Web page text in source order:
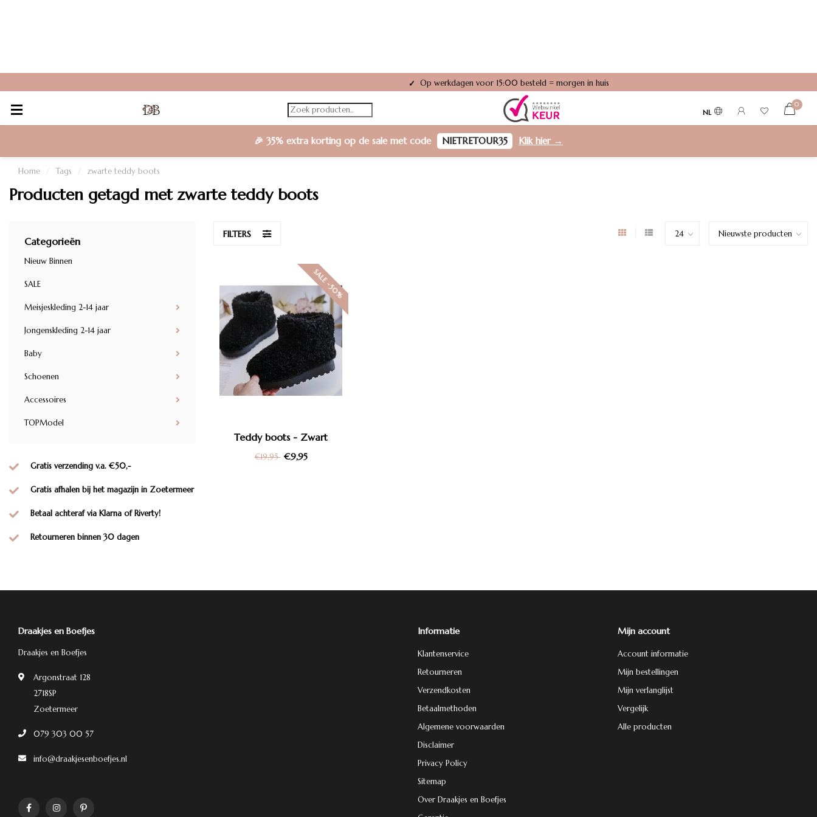
✓ Op werkdagen voor 15:00 besteld = morgen in huis
NL
0
🎉 35% extra korting op de sale met code NIETRETOUR35 Klik hier →
Home / Tags / zwarte teddy boots
Producten getagd met zwarte teddy boots
Categorieën
Nieuw Binnen
SALE
Meisjeskleding 2-14 jaar
Jongenskleding 2-14 jaar
Baby
Schoenen
Accessoires
TOPModel
Gratis verzending v.a. €50,-
Gratis afhalen bij het magazijn in Zoetermeer
Betaal achteraf via Klarna of Riverty!
Retourneren binnen 30 dagen
FILTERS
SALE -50%
Teddy boots - Zwart
€19,95 €9,95
Draakjes en Boefjes
Draakjes en Boefjes
Argonstraat 128
2718SP
Zoetermeer
079 303 00 57
info@draakjesenboefjes.nl
Informatie
Klantenservice
Retourneren
Verzendkosten
Betaalmethoden
Algemene voorwaarden
Disclaimer
Privacy Policy
Sitemap
Over Draakjes en Boefjes
Mijn account
Account informatie
Mijn bestellingen
Mijn verlanglijst
Vergelijk
Alle producten